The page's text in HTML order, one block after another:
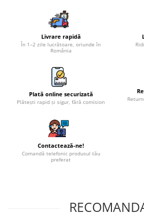
Livrare rapidă
În 1–2 zile lucrătoare, oriunde în
România
Plată online securizată
Plătești rapid și sigur, fără comision
Contactează-ne!
Comandă telefonic produsul tău
preferat